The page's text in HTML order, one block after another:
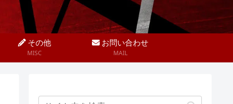
その他
MISC
お問い合わせ
MAIL